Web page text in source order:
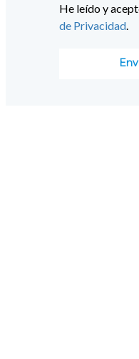
He leído y
de Privacidad.